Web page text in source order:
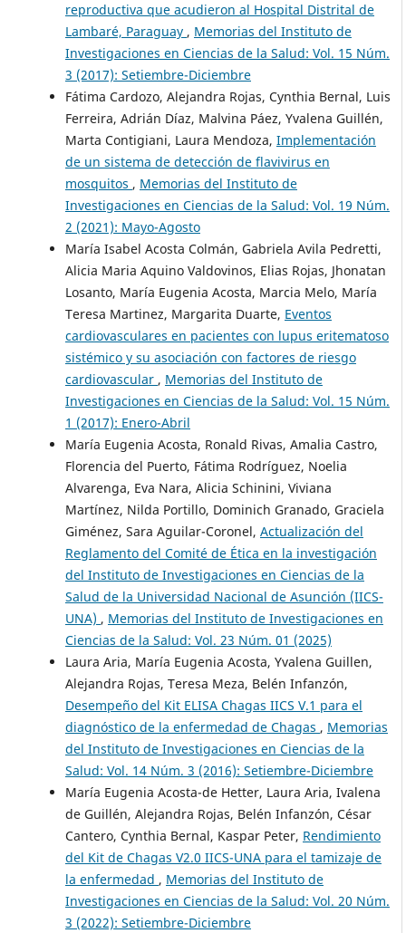
reproductiva que acudieron al Hospital Distrital de
Lambaré, Paraguay , Memorias del Instituto de
Investigaciones en Ciencias de la Salud: Vol. 15 Núm.
3 (2017): Setiembre-Diciembre
Fátima Cardozo, Alejandra Rojas, Cynthia Bernal, Luis
Ferreira, Adrián Díaz, Malvina Páez, Yvalena Guillén,
Marta Contigiani, Laura Mendoza, Implementación
de un sistema de detección de flavivirus en
mosquitos , Memorias del Instituto de
Investigaciones en Ciencias de la Salud: Vol. 19 Núm.
2 (2021): Mayo-Agosto
María Isabel Acosta Colmán, Gabriela Avila Pedretti,
Alicia Maria Aquino Valdovinos, Elias Rojas, Jhonatan
Losanto, María Eugenia Acosta, Marcia Melo, María
Teresa Martinez, Margarita Duarte, Eventos
cardiovasculares en pacientes con lupus eritematoso
sistémico y su asociación con factores de riesgo
cardiovascular , Memorias del Instituto de
Investigaciones en Ciencias de la Salud: Vol. 15 Núm.
1 (2017): Enero-Abril
María Eugenia Acosta, Ronald Rivas, Amalia Castro,
Florencia del Puerto, Fátima Rodríguez, Noelia
Alvarenga, Eva Nara, Alicia Schinini, Viviana
Martínez, Nilda Portillo, Dominich Granado, Graciela
Giménez, Sara Aguilar-Coronel, Actualización del
Reglamento del Comité de Ética en la investigación
del Instituto de Investigaciones en Ciencias de la
Salud de la Universidad Nacional de Asunción (IICS-
UNA) , Memorias del Instituto de Investigaciones en
Ciencias de la Salud: Vol. 23 Núm. 01 (2025)
Laura Aria, María Eugenia Acosta, Yvalena Guillen,
Alejandra Rojas, Teresa Meza, Belén Infanzón,
Desempeño del Kit ELISA Chagas IICS V.1 para el
diagnóstico de la enfermedad de Chagas , Memorias
del Instituto de Investigaciones en Ciencias de la
Salud: Vol. 14 Núm. 3 (2016): Setiembre-Diciembre
María Eugenia Acosta-de Hetter, Laura Aria, Ivalena
de Guillén, Alejandra Rojas, Belén Infanzón, César
Cantero, Cynthia Bernal, Kaspar Peter, Rendimiento
del Kit de Chagas V2.0 IICS-UNA para el tamizaje de
la enfermedad , Memorias del Instituto de
Investigaciones en Ciencias de la Salud: Vol. 20 Núm.
3 (2022): Setiembre-Diciembre